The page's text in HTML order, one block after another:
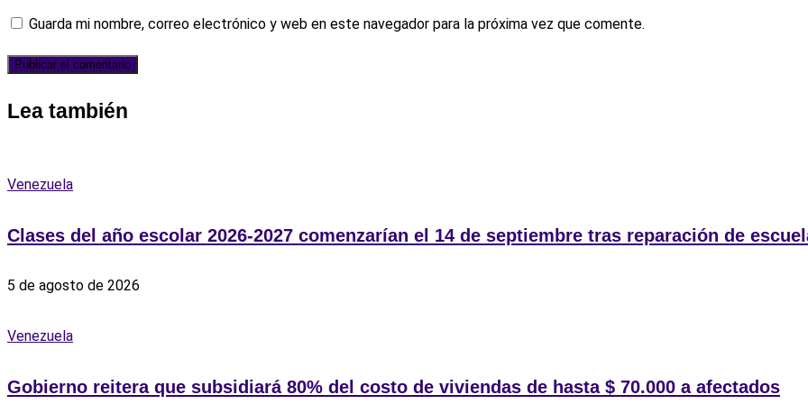
Guarda mi nombre, correo electrónico y web en este navegador para la próxima vez que comente.
Lea también
Venezuela
Clases del año escolar 2026-2027 comenzarían el 14 de septiembre tras reparación de
5 de agosto de 2026
Venezuela
Gobierno reitera que subsidiará 80% del costo de viviendas de hasta $ 70.000 a afectados